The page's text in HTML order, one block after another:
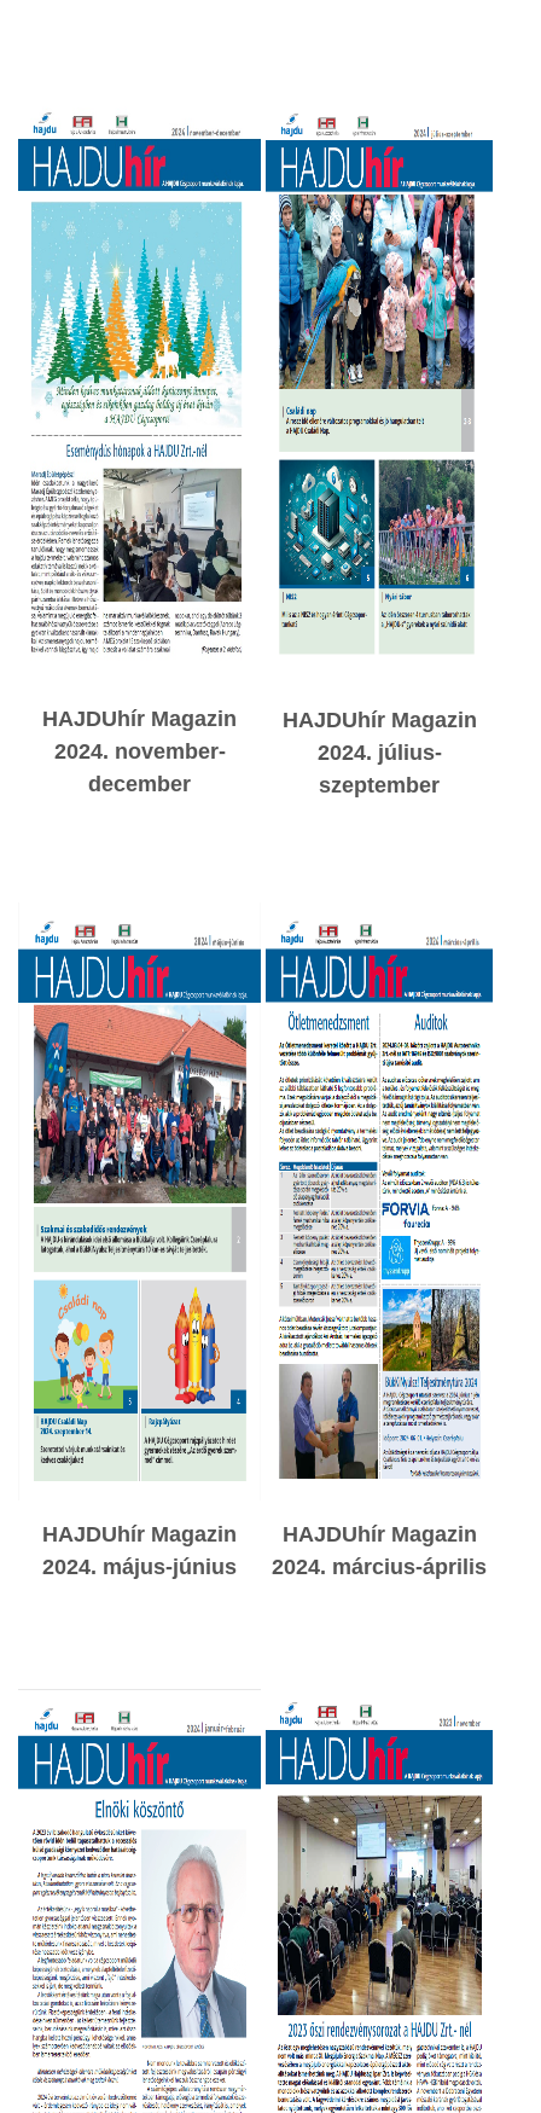
HAJDUhír Magazin
2024. november-
december
HAJDUhír Magazin
2024. július-
szeptember
HAJDUhír Magazin
2024. május-június
HAJDUhír Magazin
2024. március-április